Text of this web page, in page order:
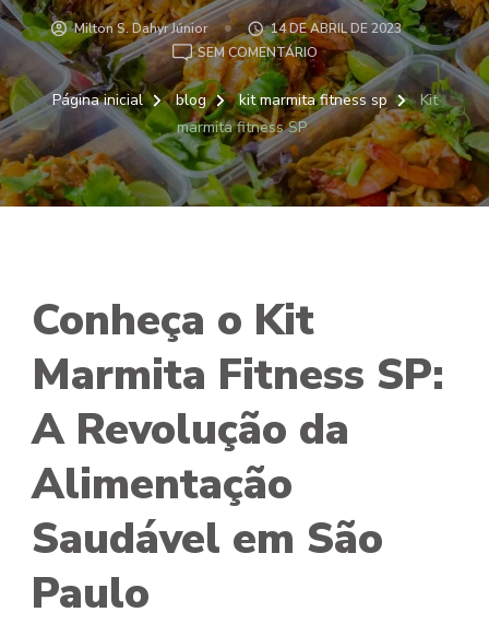
Milton S. Dahyr Júnior
14 DE ABRIL DE 2023
SEM COMENTÁRIOEM
KIT
MARMITA
FITNESS
SP
Página inicial blog kit marmita fitness sp
Kit
marmita fitness SP
Conheça o Kit
Marmita Fitness SP:
A Revolução da
Alimentação
Saudável em São
Paulo